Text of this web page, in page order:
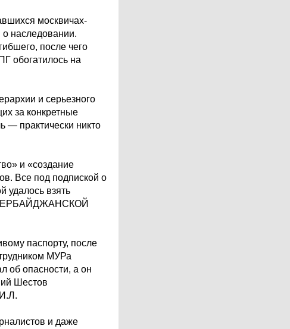
москвичах-
наследовании.
после чего
обогатилось на
и серьезного
за конкретные
— практически никто
и «создание
Все под подпиской о
удалось взять
АЗЕРБАЙДЖАНСКОЙ
паспорту, после
МУРа
об опасности, а он
Шестов
и даже